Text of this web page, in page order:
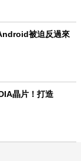
被迫反過來
晶片！打造